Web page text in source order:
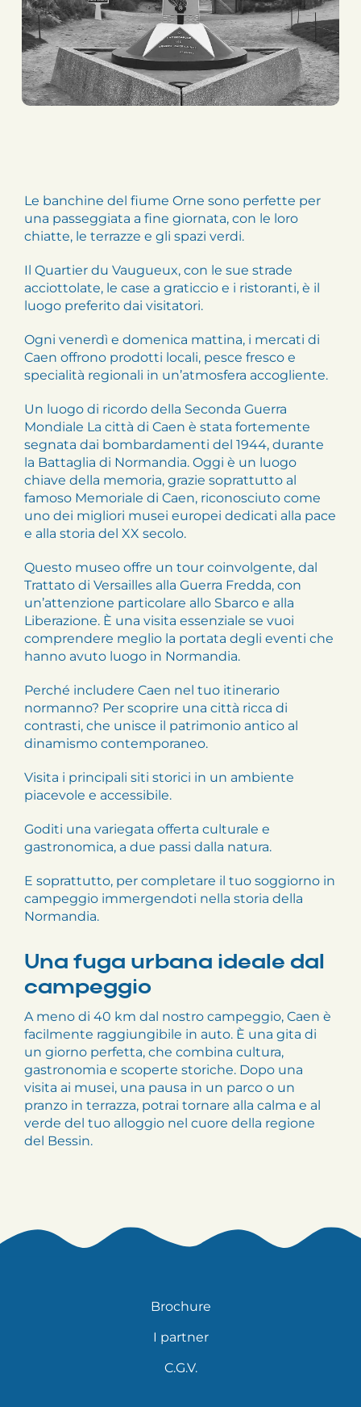
Le banchine del fiume Orne sono perfette per
una passeggiata a fine giornata, con le loro
chiatte, le terrazze e gli spazi verdi.
Il Quartier du Vaugueux, con le sue strade
acciottolate, le case a graticcio e i ristoranti, è il
luogo preferito dai visitatori.
Ogni venerdì e domenica mattina, i mercati di
Caen offrono prodotti locali, pesce fresco e
specialità regionali in un’atmosfera accogliente.
Un luogo di ricordo della Seconda Guerra
Mondiale La città di Caen è stata fortemente
segnata dai bombardamenti del 1944, durante
la Battaglia di Normandia. Oggi è un luogo
chiave della memoria, grazie soprattutto al
famoso Memoriale di Caen, riconosciuto come
uno dei migliori musei europei dedicati alla pace
e alla storia del XX secolo.
Questo museo offre un tour coinvolgente, dal
Trattato di Versailles alla Guerra Fredda, con
un’attenzione particolare allo Sbarco e alla
Liberazione. È una visita essenziale se vuoi
comprendere meglio la portata degli eventi che
hanno avuto luogo in Normandia.
Perché includere Caen nel tuo itinerario
normanno? Per scoprire una città ricca di
contrasti, che unisce il patrimonio antico al
dinamismo contemporaneo.
Visita i principali siti storici in un ambiente
piacevole e accessibile.
Goditi una variegata offerta culturale e
gastronomica, a due passi dalla natura.
E soprattutto, per completare il tuo soggiorno in
campeggio immergendoti nella storia della
Normandia.
Una fuga urbana ideale dal
campeggio
A meno di 40 km dal nostro campeggio, Caen è
facilmente raggiungibile in auto. È una gita di
un giorno perfetta, che combina cultura,
gastronomia e scoperte storiche. Dopo una
visita ai musei, una pausa in un parco o un
pranzo in terrazza, potrai tornare alla calma e al
verde del tuo alloggio nel cuore della regione
del Bessin.
Brochure
I partner
C.G.V.